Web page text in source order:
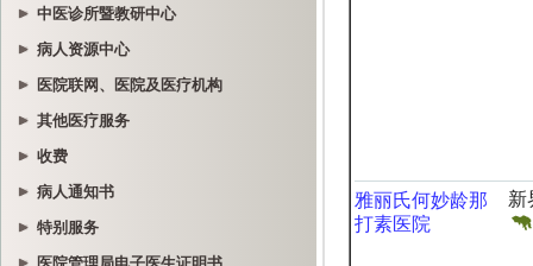
中医诊所暨教研中心
病人资源中心
医院联网、医院及医疗机构
其他医疗服务
收费
病人通知书
特别服务